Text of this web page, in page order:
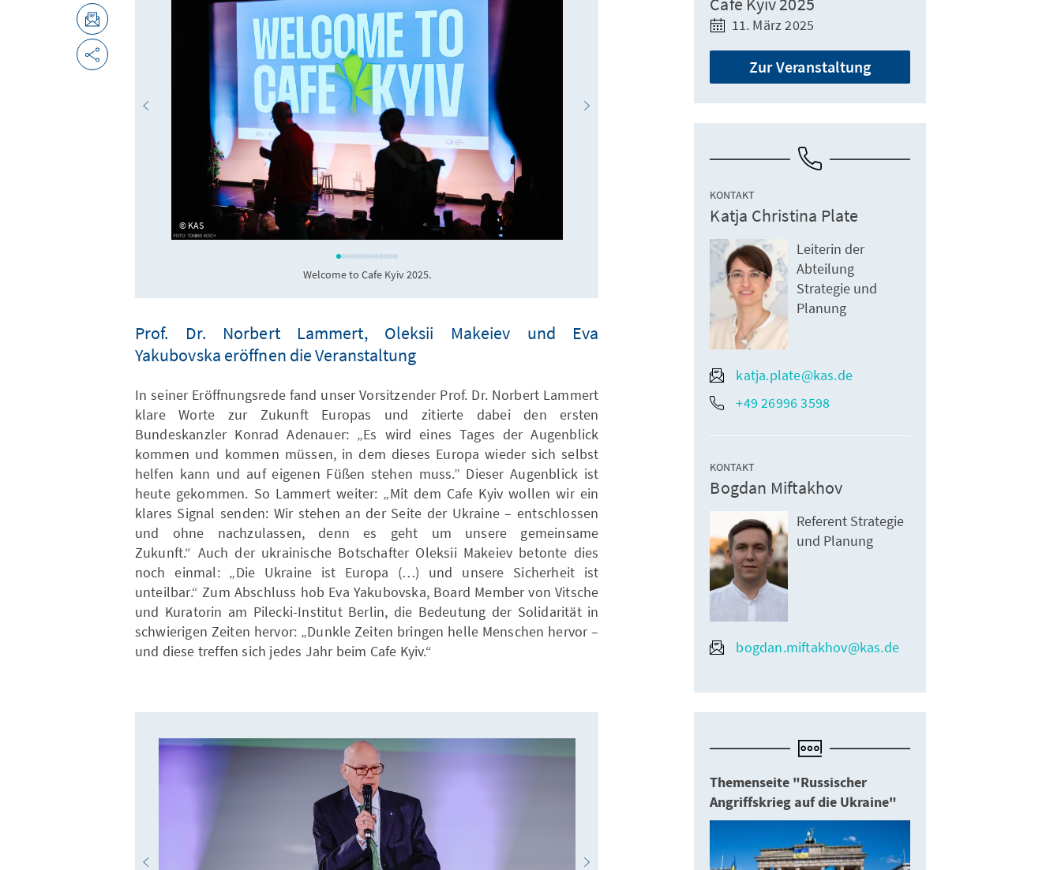
KAS
Welcome to Cafe Kyiv 2025. Das Interesse an der dritten Auflage des Cafe Kyiv war wieder einmal beeindruckend.
Prof. Dr. Norbert Lammert, Oleksii Makeiev und Eva
Yakubovska eröffnen die Veranstaltung
In seiner Eröffnungsrede fand unser Vorsitzender Prof. Dr. Norbert Lammert
klare Worte zur Zukunft Europas und zitierte dabei den ersten
Bundeskanzler Konrad Adenauer: „Es wird eines Tages der Augenblick
kommen und kommen müssen, in dem dieses Europa wieder sich selbst
helfen kann und auf eigenen Füßen stehen muss.” Dieser Augenblick ist
heute gekommen. So Lammert weiter: „Mit dem Cafe Kyiv wollen wir ein
klares Signal senden: Wir stehen an der Seite der Ukraine – entschlossen
und ohne nachzulassen, denn es geht um unsere gemeinsame
Zukunft.“ Auch der ukrainische Botschafter Oleksii Makeiev betonte dies
noch einmal: „Die Ukraine ist Europa (…) und unsere Sicherheit ist
unteilbar.“ Zum Abschluss hob Eva Yakubovska, Board Member von Vitsche
und Kuratorin am Pilecki-Institut Berlin, die Bedeutung der Solidarität in
schwierigen Zeiten hervor: „Dunkle Zeiten bringen helle Menschen hervor –
und diese treffen sich jedes Jahr beim Cafe Kyiv.“
S
11. März 2025
Zur Veranstaltung
KONTAKT
Katja Christina Plate
Leiterin der
Abteilung
Strategie und
Planung
katja.plate@kas.de
+49 26996 3598
KONTAKT
Bogdan Miftakhov
Referent Strategie
und Planung
bogdan.miftakhov@kas.de
Themenseite "Russischer
Angriffskrieg auf die Ukraine"